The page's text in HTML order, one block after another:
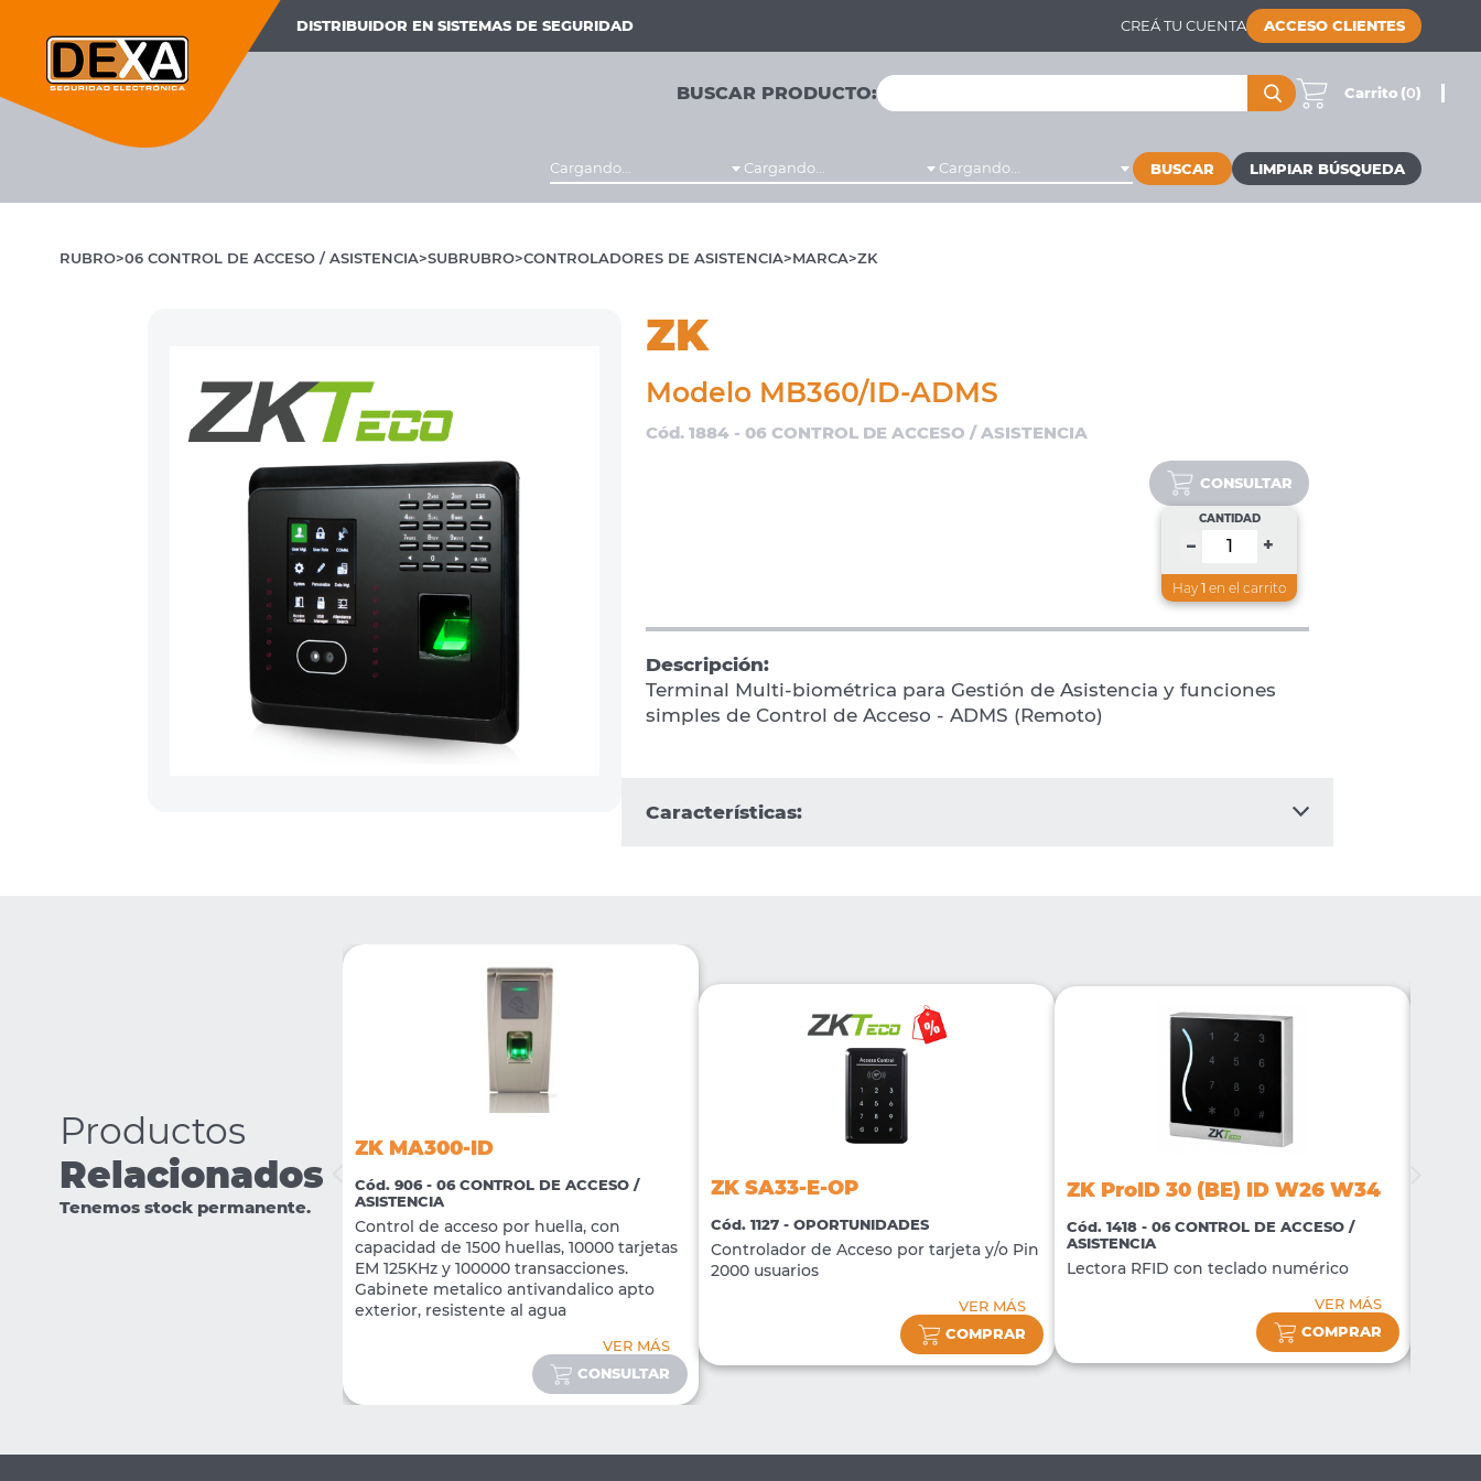
DISTRIBUIDOR EN SISTEMAS DE SEGURIDAD CREÁ TU CUENTA ACCESO CLIENTES
BUSCAR PRODUCTO: Carrito (0)
Cargando... Cargando... Cargando... BUSCAR
RUBRO 06 CONTROL DE ACCESO / ASISTENCIA SUBRUBRO CONTROLADORES DE ASISTENCIA MARCA ZK
ZK
Modelo MB360/ID-ADMS
Cód. 1884 - 06 CONTROL DE ACCESO / ASISTENCIA
CONSULTAR
CANTIDAD
– +
Hay1 en el carrito
Descripción:
Terminal Multi-biométrica para Gestión de Asistencia y funciones
simples de Control de Acceso - ADMS (Remoto)
Características:
Productos
Relacionados
Tenemos stock permanente.
EB103-G
ZK MA300-ID
Cód. 906 - 06 CONTROL DE ACCESO /
ASISTENCIA
Control de acceso por huella, con
capacidad de 1500 huellas, 10000 tarjetas
EM 125KHz y 100000 transacciones.
Gabinete metalico antivandalico apto
exterior, resistente al agua
VER MÁS
CONSULTAR
ZK SA33-E-OP
Cód. 1127 - OPORTUNIDADES
Controlador de Acceso por tarjeta y/o Pin
2000 usuarios
VER MÁS
COMPRAR
ZK ProID 30 (BE) ID W26 W34
Cód. 1418 - 06 CONTROL DE ACCESO /
ASISTENCIA
Lectora RFID con teclado numérico
VER MÁS
COMPRAR